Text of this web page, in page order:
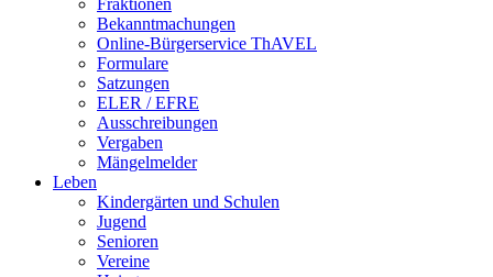
Fraktionen
Bekanntmachungen
Online-Bürgerservice ThAVEL
Formulare
Satzungen
ELER / EFRE
Ausschreibungen
Vergaben
Mängelmelder
Leben
Kindergärten und Schulen
Jugend
Senioren
Vereine